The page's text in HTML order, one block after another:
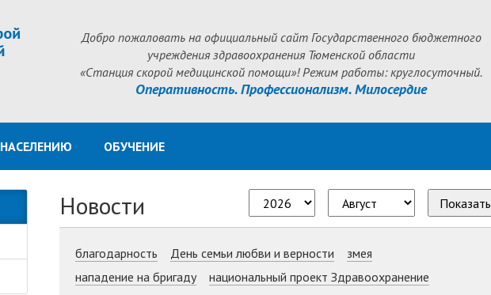
Добро пожаловать на официальный сайт Государственного бюджетного
учреждения здравоохранения Тюменской области
«Станция скорой медицинской помощи»! Режим работы: круглосуточный.
Оперативность. Профессионализм. Милосердие
НАСЕЛЕНИЮ ОБУЧЕНИЕ
Новости Показать
благодарность День семьи любви и верности
змея
нападение на бригаду
национальный проект Здравоохранение